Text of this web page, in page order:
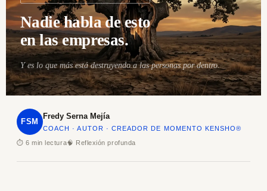
Nadie habla de esto
en las empresas.
Y es lo que más está destruyendo a las personas por dentro.
FSM
Fredy Serna Mejía
COACH · AUTOR · CREADOR DE MOMENTO KENSHO®
⏱ 6 min lectura🧠 Reflexión profunda